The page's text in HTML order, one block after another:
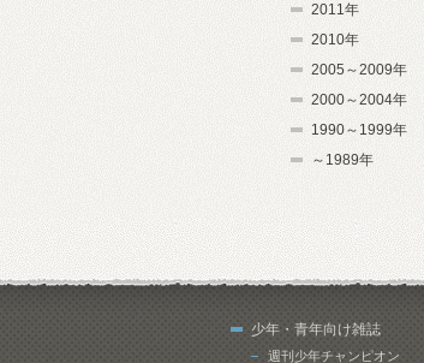
2011年
2010年
2005～2009年
2000～2004年
1990～1999年
～1989年
少年・青年向け雑誌
週刊少年チャンピオン